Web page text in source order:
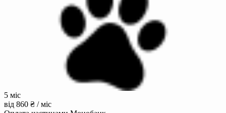
5 міс
від 860 ₴ / міс